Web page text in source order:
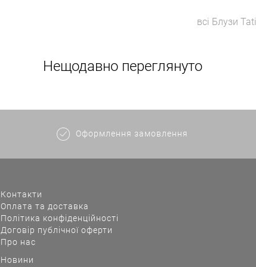
всі Блузи
Нещодавно переглянуто
Оформлення замовлення
Контакти
Оплата та доставка
Політика конфіденційності
Договір публічної оферти
Про нас
Новини